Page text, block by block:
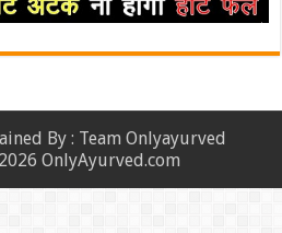
By : Team Onlyayurved
OnlyAyurved.com